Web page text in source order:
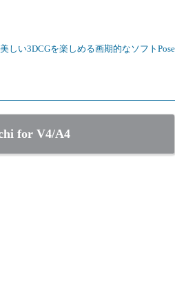
い3DCGを楽しめる画期的なソフト
for V4/A4